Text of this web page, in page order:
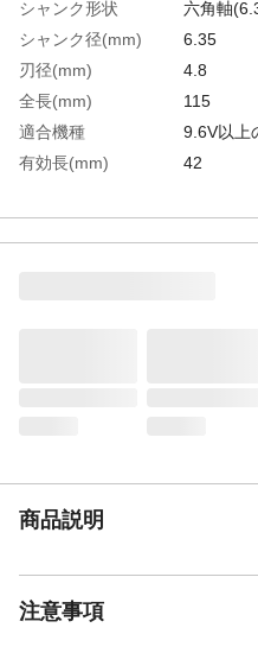
シャンク形状
六角軸
シャンク径(mm)
6.35
刃径(mm)
4.8
全長(mm)
115
適合機種
9.6V以上
有効長(mm)
42
重さ
23.000G
商品説明
注意事項